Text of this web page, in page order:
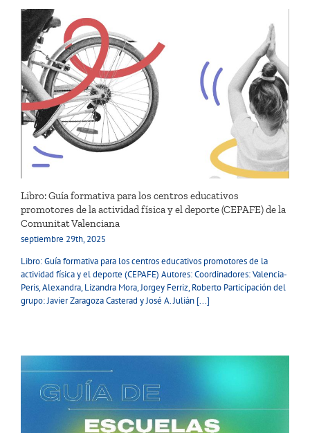
Libro: Guía formativa para los centros educativos
promotores de la actividad física y el deporte (CEPAFE) de la
Comunitat Valenciana
septiembre 29th, 2025
Libro: Guía formativa para los centros educativos promotores de la
actividad física y el deporte (CEPAFE) Autores: Coordinadores: Valencia-
Peris, Alexandra, Lizandra Mora, Jorgey Ferriz, Roberto Participación del
grupo: Javier Zaragoza Casterad y José A. Julián [...]